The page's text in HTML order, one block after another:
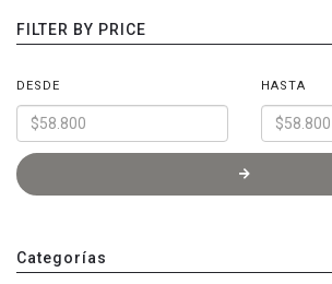
FILTER BY PRICE
DESDE HASTA
Categorías